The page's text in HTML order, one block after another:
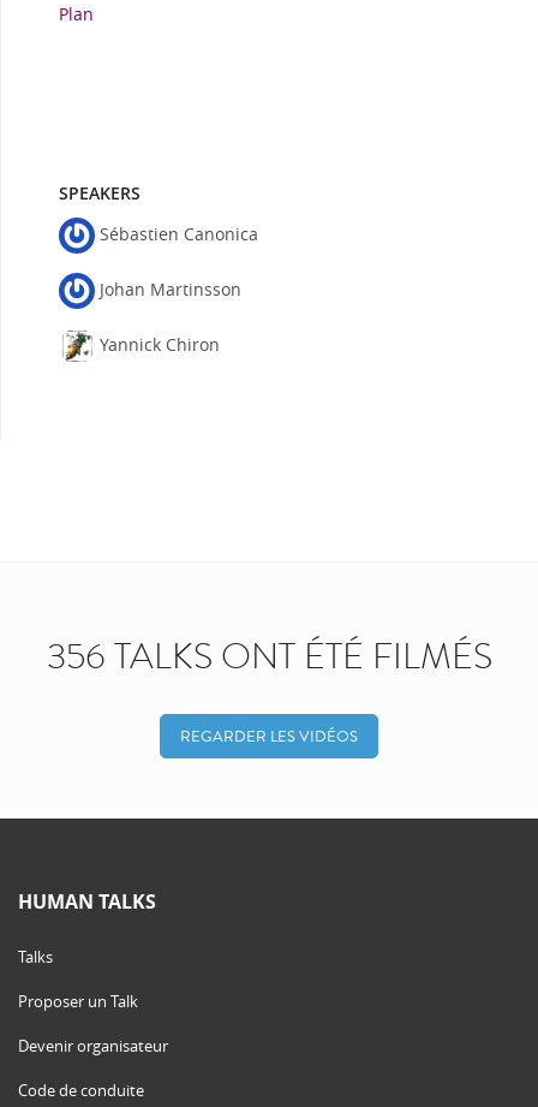
Plan
SPEAKERS
Sébastien Canonica
Johan Martinsson
Yannick Chiron
356 TALKS ONT ÉTÉ FILMÉS
REGARDER LES VIDÉOS
HUMAN TALKS
Talks
Proposer un Talk
Devenir organisateur
Code de conduite